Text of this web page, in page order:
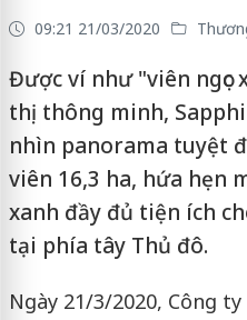
09:21 21/03/2020
Được ví như "viên ngọc
thị thông minh,
nhìn panorama tuyệt
viên 16,3 ha, hứa hẹn
xanh đầy đủ tiện ích
tại phía tây Thủ đô.
Ngày 21/3/2020, Công